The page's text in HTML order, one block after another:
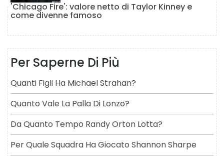
'Chicago Fire': valore netto di Taylor Kinney e
come divenne famoso
Per Saperne Di Più
Quanti Figli Ha Michael Strahan?
Quanto Vale La Palla Di Lonzo?
Da Quanto Tempo Randy Orton Lotta?
Per Quale Squadra Ha Giocato Shannon Sharpe